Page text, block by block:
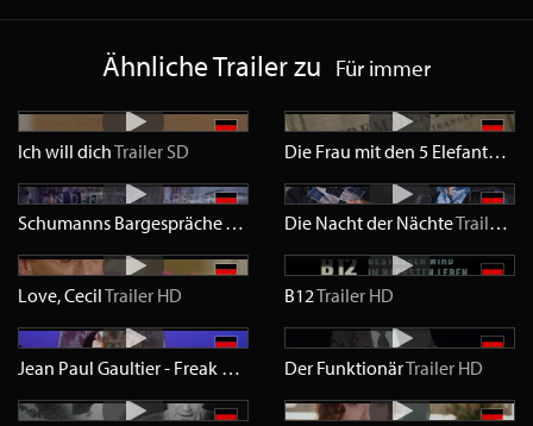
Ähnliche Trailer zu Für immer
Ich will dichTrailer SD Die Frau mit den 5 Elefanten
Schumanns Bargespräche
Trailer HD
Die Nacht der NächteTrailer
Love, CecilTrailer HD B12Trailer HD
Jean Paul Gaultier - Freak & Chic TrailerHD
Der FunktionärTrailer HD